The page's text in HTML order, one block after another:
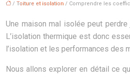
/ Toiture et isolation / Comprendre les
Une maison mal isolée peut
L’isolation thermique est donc
l’isolation et les performances des
Nous allons explorer en détail ce